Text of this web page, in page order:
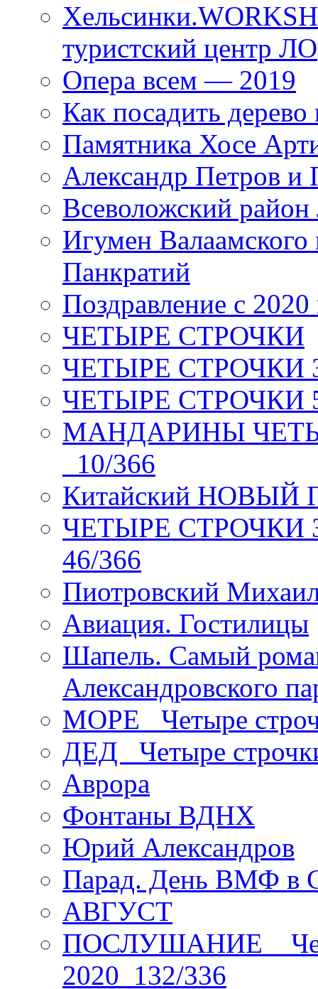
туристский центр ЛО
Опера всем — 2019
Как посадить дерево
Памятника Хосе
Александр Петров и
Всеволожский район
Игумен
Панкратий
Поздравление с 2020
ЧЕТЫРЕ СТРОЧКИ
ЧЕТЫРЕ СТРОЧКИ 3
ЧЕТЫРЕ СТРОЧКИ 5
МАНДАРИНЫ
_10/366
Китайский НОВЫЙ
ЧЕТЫРЕ СТРОЧКИ
46/366
Пиотровский
Авиация. Гостилицы
Шапель. Самый
Александровского
МОРЕ _Четыре
ДЕД _Четыре
Аврора
Фонтаны ВДНХ
Юрий Александров
Парад. День ВМФ в
АВГУСТ
ПОСЛУШАНИЕ _
2020_132/336